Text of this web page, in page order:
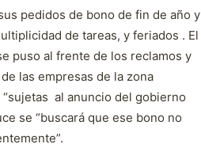
pedidos de bono de fin de año y
de tareas, y feriados . El
puso al frente de los reclamos y
las empresas de la zona
al anuncio del gobierno
se “buscará que ese bono no